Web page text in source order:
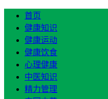
首页
健康知识
健康运动
健康饮食
心理健康
中医知识
精力管理